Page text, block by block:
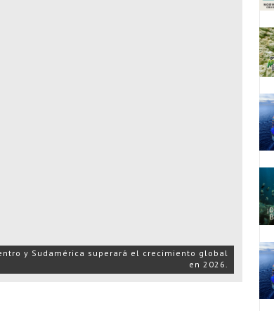
y Sudamérica superará el crecimiento global
en 2026.